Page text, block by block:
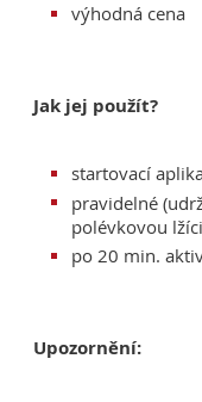
výhodná cena
Jak jej použít?
startovací
pravidelné
polévkovou lžíci
po 20 min.
Upozornění: